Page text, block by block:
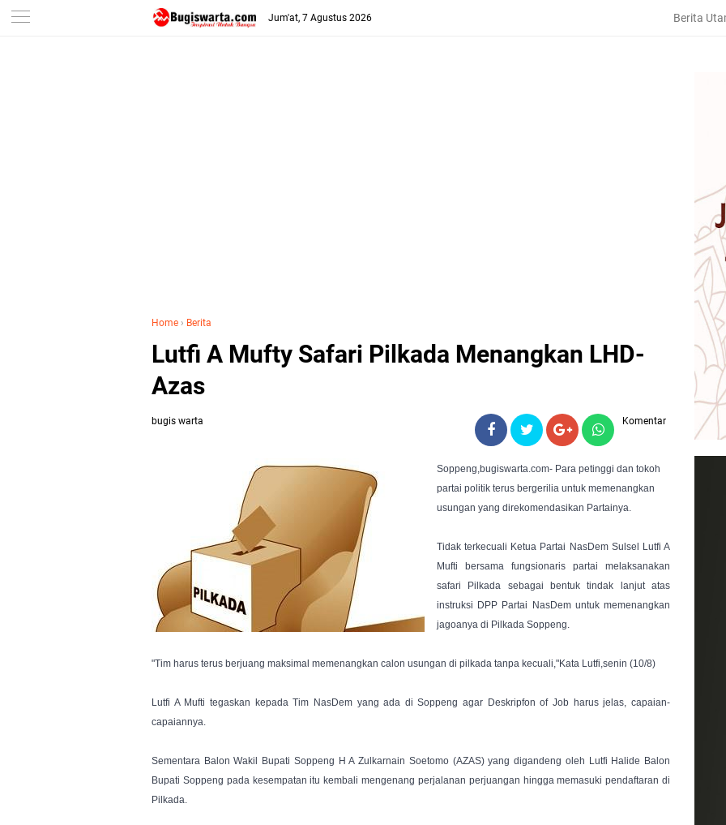
-->
Jum'at, 7 Agustus 2026 Berita
Home › Berita
Lutfi A Mufty Safari Pilkada Menangkan LHD-
Azas
bugis warta Komentar
Soppeng,bugiswarta.com- Para petinggi dan tokoh
partai politik terus bergerilia untuk memenangkan
usungan yang direkomendasikan Partainya.
Tidak terkecuali Ketua Partai NasDem Sulsel Lutfi A
Mufti bersama fungsionaris partai melaksanakan
safari Pilkada sebagai bentuk tindak lanjut atas
instruksi DPP Partai NasDem untuk memenangkan
jagoanya di Pilkada Soppeng.
"Tim harus terus berjuang maksimal memenangkan calon usungan di pilkada tanpa kecuali,"Kata Lutfi,senin (10/8)
Lutfi A Mufti tegaskan kepada Tim NasDem yang ada di Soppeng agar Deskripfon of Job harus jelas, capaian-
capaiannya.
Sementara Balon Wakil Bupati Soppeng H A Zulkarnain Soetomo (AZAS) yang digandeng oleh Lutfi Halide Balon
Bupati Soppeng pada kesempatan itu kembali mengenang perjalanan perjuangan hingga memasuki pendaftaran di
Pilkada.